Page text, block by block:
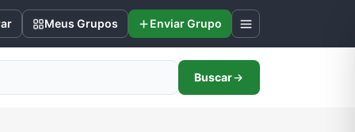
Meus Grupos Enviar Grupo
Buscar